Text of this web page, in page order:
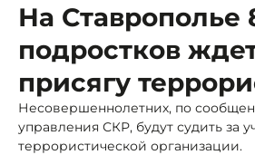
На Ставрополье
подростков
присягу
Несовершеннолетних, по
управления СКР, будут судить за
террористической организации.